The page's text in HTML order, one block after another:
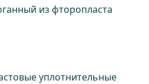
из фторопласта
уплотнительные